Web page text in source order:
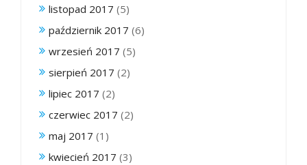
listopad 2017 (5)
październik 2017 (6)
wrzesień 2017 (5)
sierpień 2017 (2)
lipiec 2017 (2)
czerwiec 2017 (2)
maj 2017 (1)
kwiecień 2017 (3)